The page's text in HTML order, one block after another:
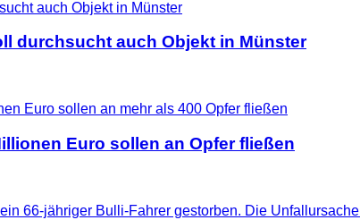
durchsucht auch Objekt in Münster
Euro sollen an Opfer fließen